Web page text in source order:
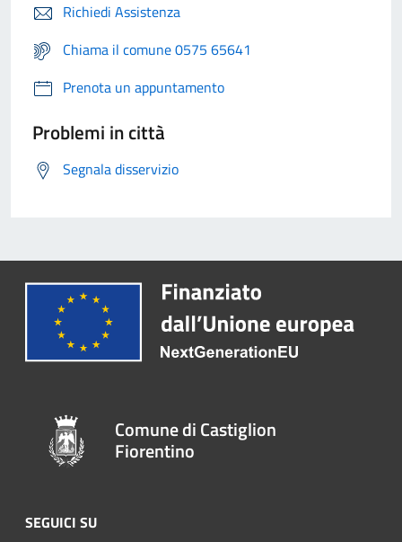
Richiedi Assistenza
Chiama il comune 0575 65641
Prenota un appuntamento
Problemi in città
Segnala disservizio
Comune di Castiglion
Fiorentino
SEGUICI SU